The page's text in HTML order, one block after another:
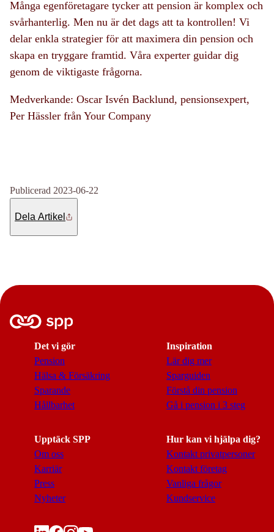
Många egenföretagare tycker att pension är komplex och
svårhanterlig. Men nu är det dags att ta kontrollen! Vi
delar enkla strategier för att maximera din pension och
skapa en tryggare framtid. Våra experter guidar dig
genom de viktigaste frågorna.
Medverkande: Oscar Isvén Backlund, pensionsexpert,
Per Hässler från Your Company
Publicerad 2023-06-22
Dela Artikel
Det vi gör
Pension
Hälsa & Försäkring
Sparande
Hållbarhet
Inspiration
Lär dig mer
Sparguiden
Förstå din pension
Gå i pension i 3 steg
Upptäck SPP
Om oss
Karriär
Press
Nyheter
Hur kan vi hjälpa dig?
Kontakt privatpersoner
Kontakt företag
Vanliga frågor
Kundservice